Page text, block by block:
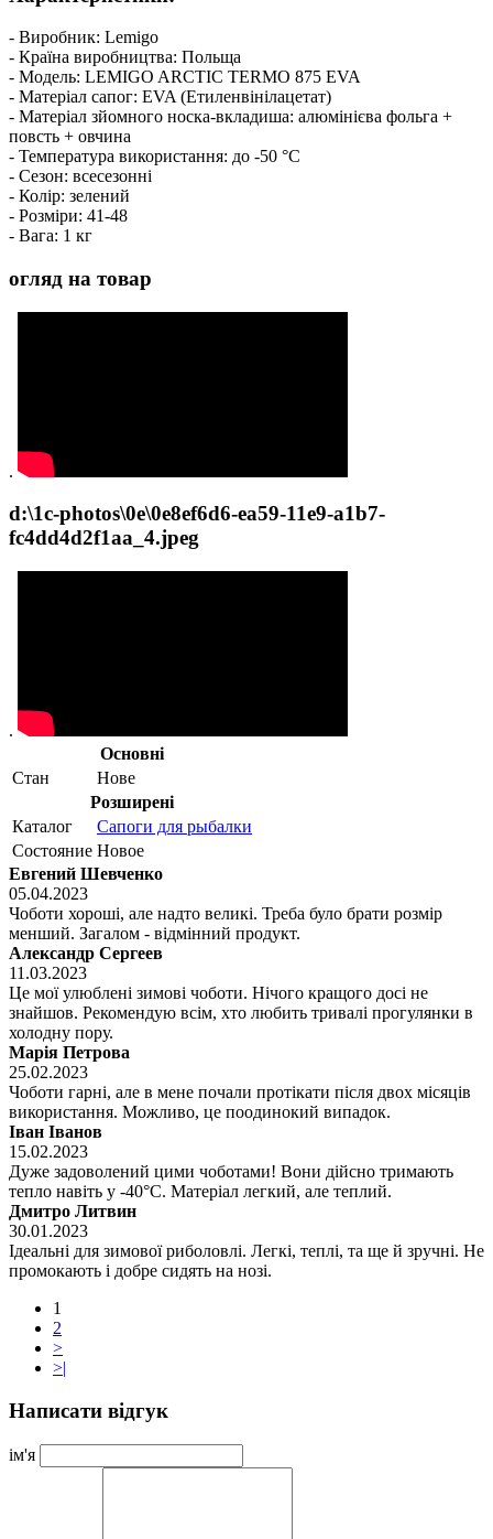
- Виробник: Lemigo
- Країна виробництва: Польща
- Модель: LEMIGO ARCTIC TERMO 875 EVA
- Матеріал сапог: EVA (Етиленвінілацетат)
- Матеріал зйомного носка-вкладиша: алюмінієва фольга +
повсть + овчина
- Температура використання: до -50 °C
- Сезон: всесезонні
- Колір: зелений
- Розміри: 41-48
- Вага: 1 кг
огляд на товар
.
d:\1c-photos\0e\0e8ef6d6-ea59-11e9-a1b7-
fc4dd4d2f1aa_4.jpeg
.
Основні
Стан
Нове
Розширені
Каталог
Сапоги для рыбалки
Состояние Новое
Евгений Шевченко
05.04.2023
Чоботи хороші, але надто великі. Треба було брати розмір
менший. Загалом - відмінний продукт.
Александр Сергеев
11.03.2023
Це мої улюблені зимові чоботи. Нічого кращого досі не
знайшов. Рекомендую всім, хто любить тривалі прогулянки в
холодну пору.
Марія Петрова
25.02.2023
Чоботи гарні, але в мене почали протікати після двох місяців
використання. Можливо, це поодинокий випадок.
Іван Іванов
15.02.2023
Дуже задоволений цими чоботами! Вони дійсно тримають
тепло навіть у -40°C. Матеріал легкий, але теплий.
Дмитро Литвин
30.01.2023
Ідеальні для зимової риболовлі. Легкі, теплі, та ще й зручні. Не
промокають і добре сидять на нозі.
1
2
>
>|
Написати відгук
ім'я